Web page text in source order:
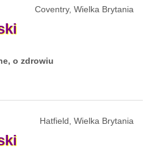
Coventry, Wielka Brytania
o zdrowiu
Hatfield, Wielka Brytania